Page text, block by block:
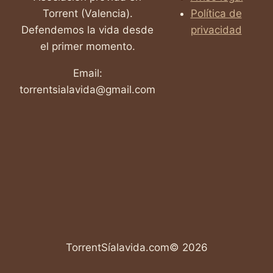
Torrent (Valencia).
Defendemos la vida desde
el primer momento.
Email:
torrentsialavida@gmail.com
Política de
privacidad
TorrentSíalavida.com© 2026